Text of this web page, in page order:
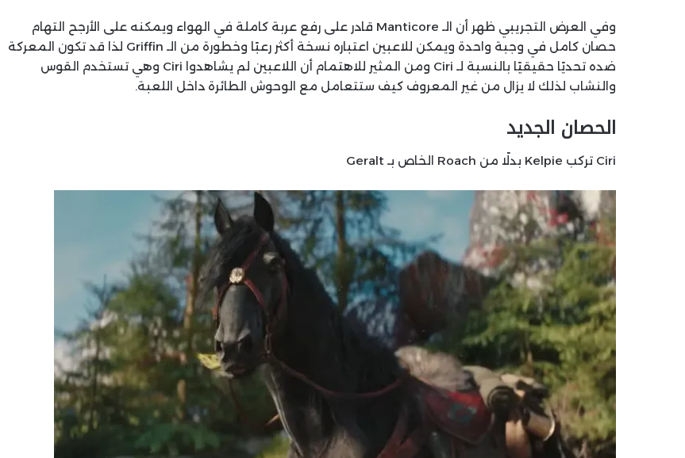
وفي العرض التجريبي ظهر أن الـ Manticore قادر على رفع عربة كاملة في الهواء ويمكنه على الأرجح التهام
حصان كامل في وجبة واحدة ويمكن للاعبين اعتباره نسخة أكثر رعبًا وخطورة من الـ Griffin لذا قد تكون المعركة
ضده تحديًا حقيقيًا بالنسبة لـ Ciri ومن المثير للاهتمام أن اللاعبين لم يشاهدوا Ciri وهي تستخدم القوس
والنشاب لذلك لا يزال من غير المعروف كيف ستتعامل مع الوحوش الطائرة داخل اللعبة.
الحصان الجديد
Ciri تركب Kelpie بدلًا من Roach الخاص بـ Geralt